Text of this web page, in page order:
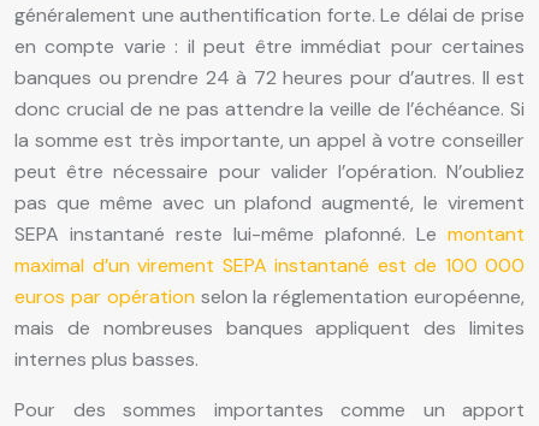
généralement une authentification forte. Le délai de prise
en compte varie : il peut être immédiat pour certaines
banques ou prendre 24 à 72 heures pour d’autres. Il est
donc crucial de ne pas attendre la veille de l’échéance. Si
la somme est très importante, un appel à votre conseiller
peut être nécessaire pour valider l’opération. N’oubliez
pas que même avec un plafond augmenté, le virement
SEPA instantané reste lui-même plafonné. Le montant
maximal d’un virement SEPA instantané est de 100 000
euros par opérationselon la réglementation européenne,
mais de nombreuses banques appliquent des limites
internes plus basses.
Pour des sommes importantes comme un apport